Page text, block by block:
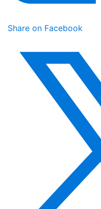
Share on Facebook